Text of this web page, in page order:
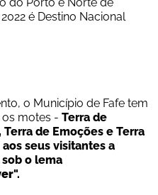
é Destino Nacional
o Município de Fafe tem
motes - Terra de
de Emoções e Terra
seus visitantes
o lema
".